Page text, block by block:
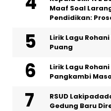
Maaf Soal
Pendidikan:
Lirik Lagu
Puang
Lirik Lagu
Pangkambi
RSUD
Gedung Baru